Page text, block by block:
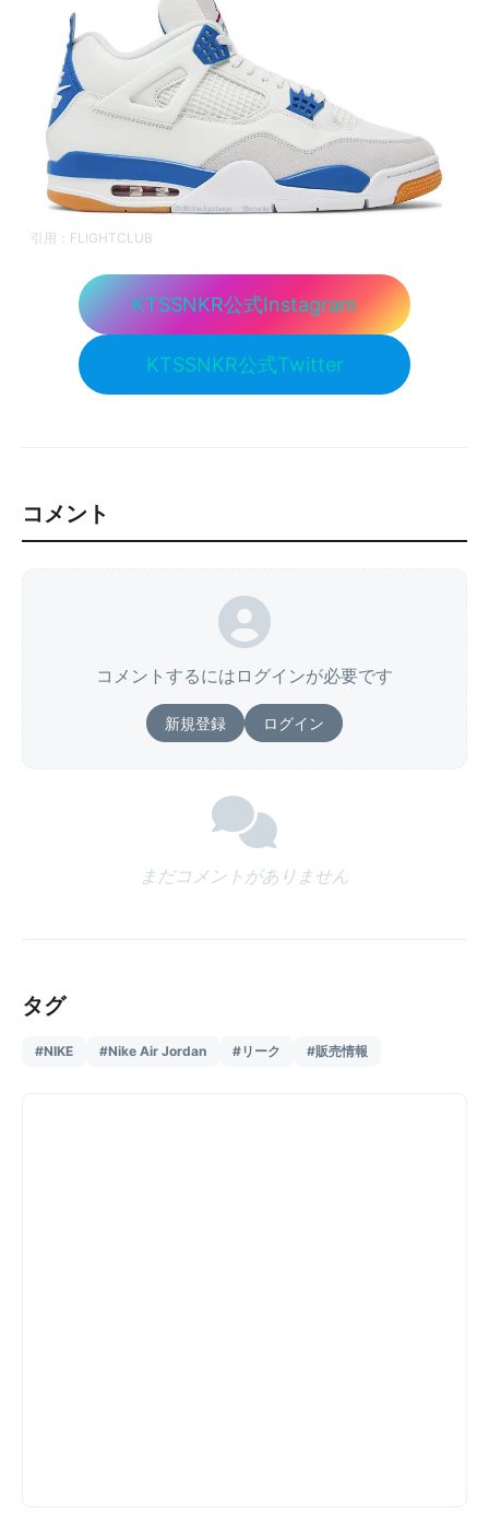
引用： FLIGHTCLUB
KTSSNKR公式Instagram
KTSSNKR公式Twitter
コメント
コメントするにはログインが必要です
新規登録 ログイン
まだコメントがありません
タグ
#NIKE #Nike Air Jordan #リーク #販売情報